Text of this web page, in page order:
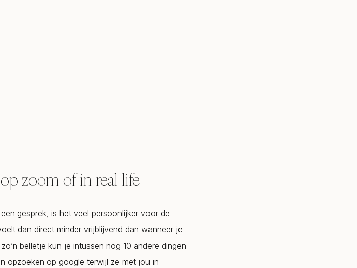
zoom of in real life
gesprek, is het veel persoonlijker voor de
dan direct minder vrijblijvend dan wanneer je
belletje kun je intussen nog 10 andere dingen
opzoeken op google terwijl ze met jou in